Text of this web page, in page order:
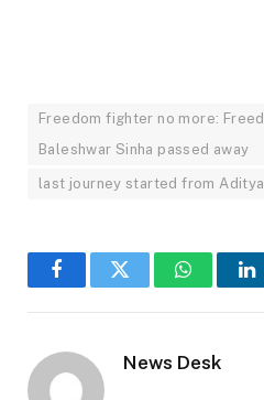
Freedom fighter no more:
Baleshwar Sinha passed away
last journey started from
FacebookTwitter
News Desk